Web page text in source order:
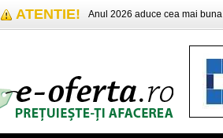
ATENTIE! Anul 2026 aduce cea mai buna